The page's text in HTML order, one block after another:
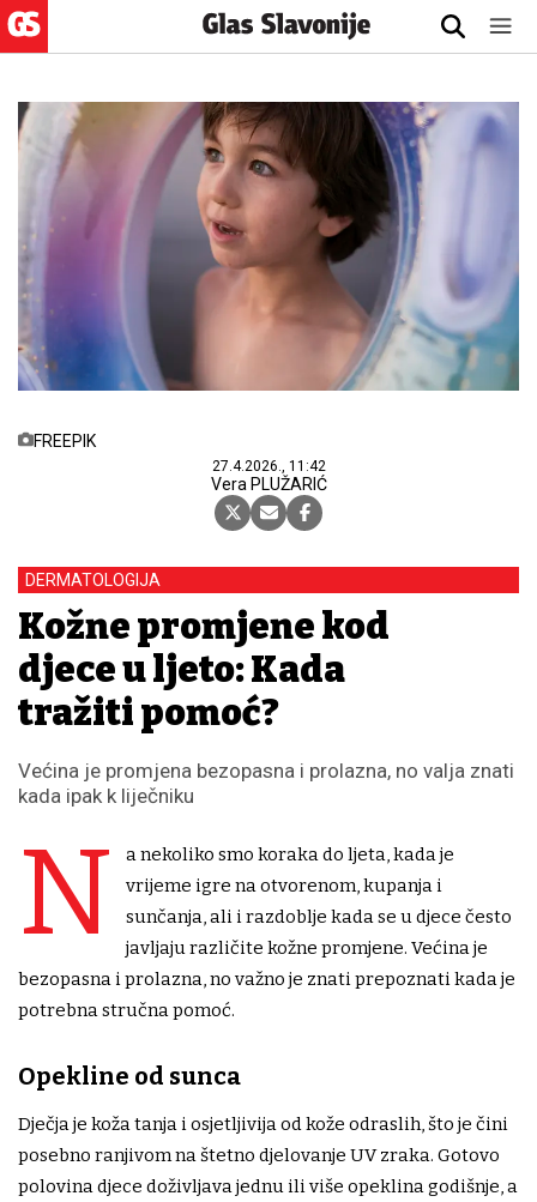
FREEPIK
27.4.2026., 11:42
Vera PLUŽARIĆ
DERMATOLOGIJA
Kožne promjene kod
djece u ljeto: Kada
tražiti pomoć?
Većina je promjena bezopasna i prolazna, no valja znati
kada ipak k liječniku
N
a nekoliko smo koraka do ljeta, kada je
vrijeme igre na otvorenom, kupanja i
sunčanja, ali i razdoblje kada se u djece često
javljaju različite kožne promjene. Većina je
bezopasna i prolazna, no važno je znati prepoznati kada je
potrebna stručna pomoć.
Opekline od sunca
Dječja je koža tanja i osjetljivija od kože odraslih, što je čini
posebno ranjivom na štetno djelovanje UV zraka. Gotovo
polovina djece doživljava jednu ili više opeklina godišnje, a